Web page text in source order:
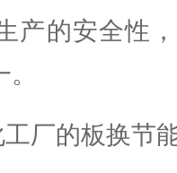
产的安全性